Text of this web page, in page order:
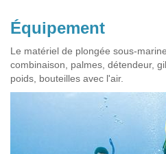
Équipement
Le matériel de plongée sous-
combinaison, palmes, détendeur,
poids, bouteilles avec l'air.